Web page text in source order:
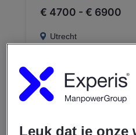
€ 4700 - € 6900
Utrecht
Fulltime
Leuk dat je onze